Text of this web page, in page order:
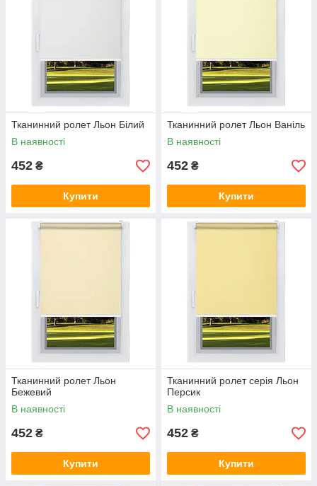
Тканинний ролет Льон Білий
В наявності
452 ₴
Купити
Тканинний ролет Льон Ваніль
В наявності
452 ₴
Купити
Тканинний ролет Льон
Бежевий
В наявності
452 ₴
Купити
Тканинний ролет серія Льон
Персик
В наявності
452 ₴
Купити